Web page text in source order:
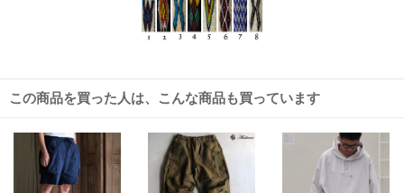
この商品を買った人は、こんな商品も買っています